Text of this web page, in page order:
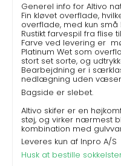
Generel info for Altivo
Fin kløvet overflade,
overflade, med kun små
Rustikt farvespil fra flise
Farve ved levering er
Platinum Wet som
stort set sorte, og
Bearbejdning er i
nedlægning uden
Bagside er slebet.
Altivo skifer er en
støj, og virker nærmest
kombination med
Leveres kun af Inpro A/S
Husk at bestille